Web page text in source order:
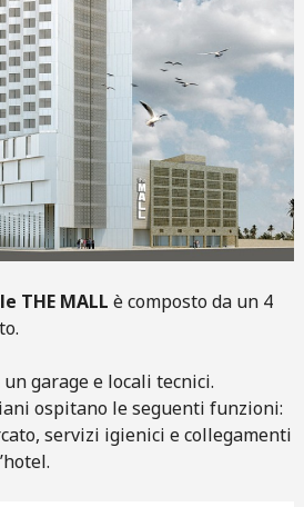
THE MALL è composto da un 4
garage e locali tecnici.
ospitano le seguenti funzioni:
servizi igienici e collegamenti